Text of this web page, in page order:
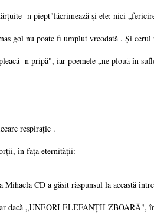
-n piept"lăcrimează și ele; nici
gol nu poate fi umplut vreodată . Și
-n pripă", iar poemele „ne plouă în
respirație .
în fața eternității:
CD a găsit răspunsul la această
dacă „UNEORI ELEFANȚII ZBOARĂ",